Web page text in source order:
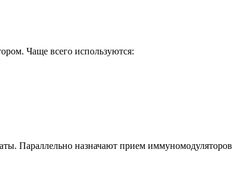
Чаще всего используются:
Параллельно назначают прием иммуномодуляторов